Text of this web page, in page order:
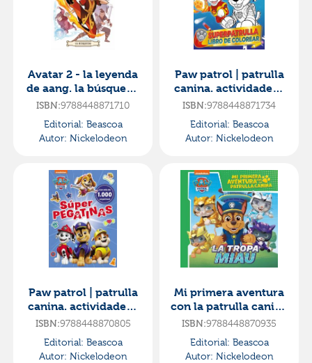
Avatar 2 - la leyenda
de aang. la búsqueda
- edición en español
ISBN:9788448871710
Editorial: Beascoa
Autor: Nickelodeon
Paw patrol | patrulla
canina. actividades -
superpatrulla. libro
ISBN:9788448871734
Editorial: Beascoa
Autor: Nickelodeon
Paw patrol | patrulla
canina. actividades -
súper pegatinas. ¡con
ISBN:9788448870805
Editorial: Beascoa
Autor: Nickelodeon
Mi primera aventura
con la patrulla canina
| paw patrol - la tropa
ISBN:9788448870935
Editorial: Beascoa
Autor: Nickelodeon